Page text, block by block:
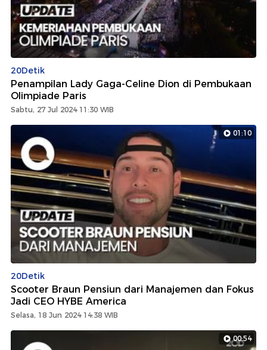
20Detik
Penampilan Lady Gaga-Celine Dion di Pembukaan
Olimpiade Paris
Sabtu, 27 Jul 2024 11:30 WIB
01:10
20Detik
Scooter Braun Pensiun dari Manajemen dan Fokus
Jadi CEO HYBE America
Selasa, 18 Jun 2024 14:38 WIB
00:54